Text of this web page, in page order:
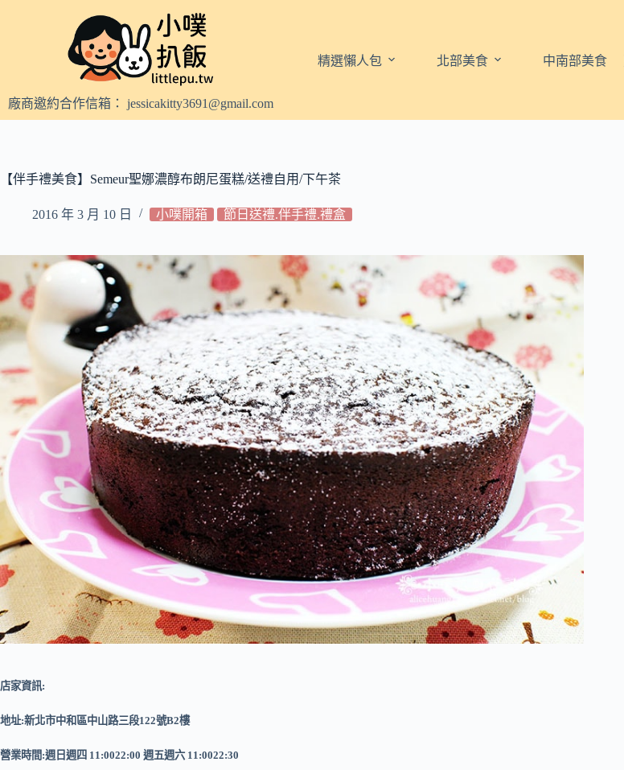
容廠商邀約合作信箱： jessicakitty3691@gmail.com
精選懶人包 北部美食 中南部美食
【伴手禮美食】Semeur聖娜濃醇布朗尼蛋糕/送禮自用/下午茶
2016 年 3 月 10 日 小噗開箱 節日送禮.伴手禮.禮盒
店家資訊:
地址:新北市中和區中山路三段122號B2樓
營業時間:週日週四 11:0022:00 週五週六 11:0022:30